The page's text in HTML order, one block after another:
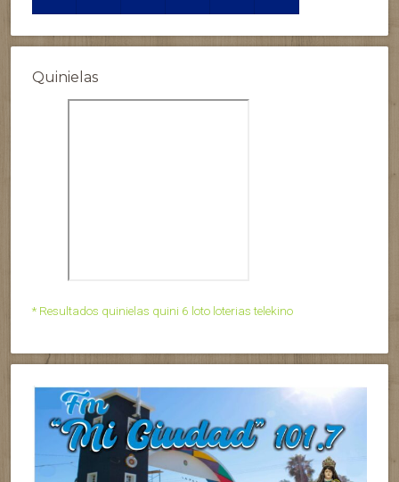
Quinielas
* Resultados quinielas quini 6 loto loterias telekino